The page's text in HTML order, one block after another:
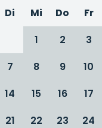
Di Mi Do Fr
1
2 3
7 8 9 10
14 15 16 17
21 22 23 24